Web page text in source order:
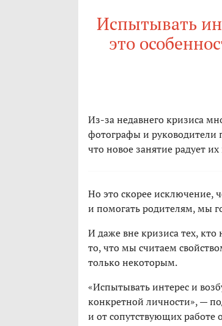
Испытывать
это
Из-за недавнего кризиса
фотографы и руководители
что новое занятие радует
Но это скорее исключение,
и помогать родителям, мы
И даже вне кризиса тех,
то, что мы считаем
только некоторым.
«Испытывать интерес и
конкретной личности», —
и от сопутствующих работе